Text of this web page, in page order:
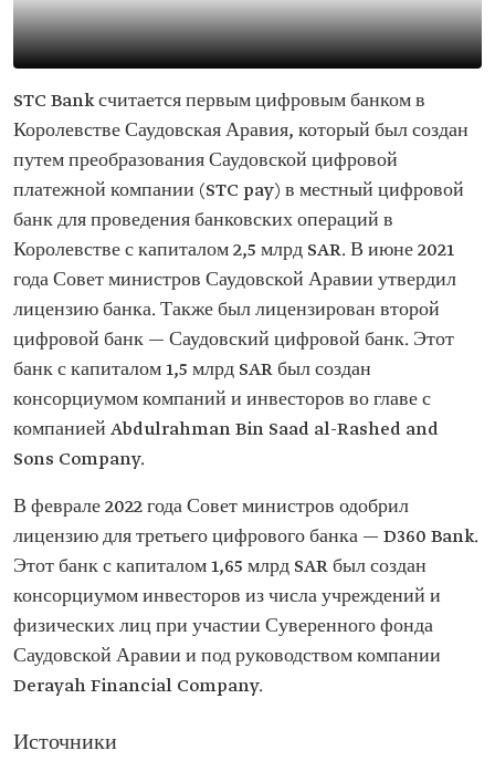
STC Bank считается первым цифровым банком в
Королевстве Саудовская Аравия, который был создан
путем преобразования Саудовской цифровой
платежной компании (STC pay) в местный цифровой
банк для проведения банковских операций в
Королевстве с капиталом 2,5 млрд SAR. В июне 2021
года Совет министров Саудовской Аравии утвердил
лицензию банка. Также был лицензирован второй
цифровой банк — Саудовский цифровой банк. Этот
банк с капиталом 1,5 млрд SAR был создан
консорциумом компаний и инвесторов во главе с
компанией Abdulrahman Bin Saad al-Rashed and
Sons Company.
В феврале 2022 года Совет министров одобрил
лицензию для третьего цифрового банка — D360 Bank.
Этот банк с капиталом 1,65 млрд SAR был создан
консорциумом инвесторов из числа учреждений и
физических лиц при участии Суверенного фонда
Саудовской Аравии и под руководством компании
Derayah Financial Company.
Источники